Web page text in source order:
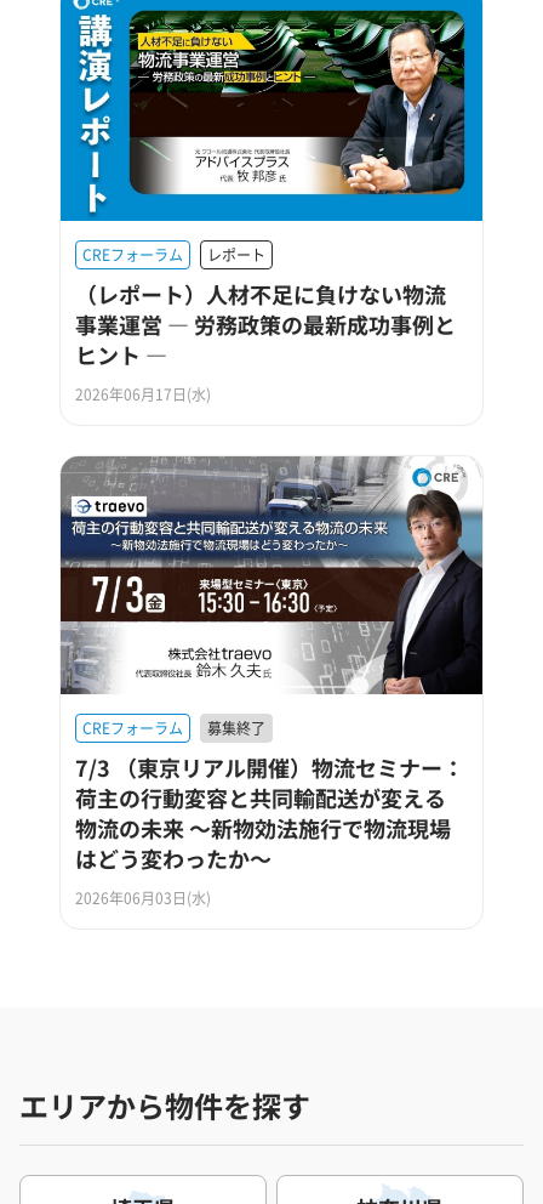
CREフォーラム レポート
（レポート）人材不足に負けない物流
事業運営 ― 労務政策の最新成功事例と
ヒント ―
2026年06月17日(水)
CREフォーラム 募集終了
7/3 （東京リアル開催）物流セミナー：
荷主の行動変容と共同輸配送が変える
物流の未来 ～新物効法施行で物流現場
はどう変わったか～
2026年06月03日(水)
エリアから物件を探す